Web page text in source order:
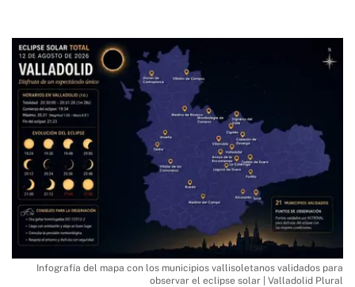
Infografía del mapa con los municipios vallisoletanos validados para
observar el eclipse solar | Valladolid Plural